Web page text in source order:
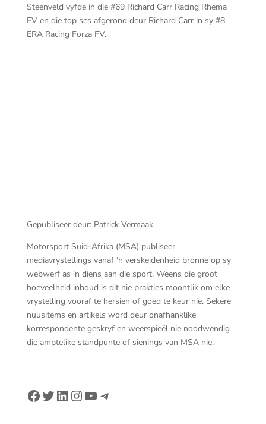
Steenveld vyfde in die #69 Richard Carr Racing Rhema
FV en die top ses afgerond deur Richard Carr in sy #8
ERA Racing Forza FV.
Gepubliseer deur: Patrick Vermaak
Motorsport Suid-Afrika (MSA) publiseer
mediavrystellings vanaf ’n verskeidenheid bronne op sy
webwerf as ’n diens aan die sport. Weens die groot
hoeveelheid inhoud is dit nie prakties moontlik om elke
vrystelling vooraf te hersien of goed te keur nie. Sekere
nuusitems en artikels word deur onafhanklike
korrespondente geskryf en weerspieël nie noodwendig
die amptelike standpunte of sienings van MSA nie.
Facebook
Twitter
LinkedIn
Instagram
YouTube
Telegram